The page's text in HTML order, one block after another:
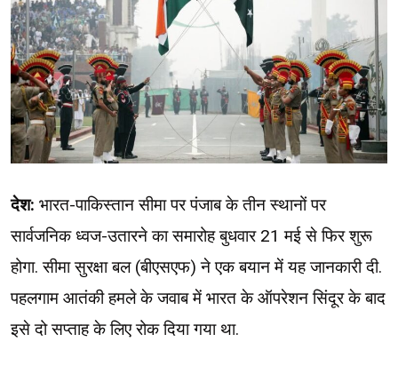
देश: भारत-पाकिस्तान सीमा पर पंजाब के तीन स्थानों पर
सार्वजनिक ध्वज-उतारने का समारोह बुधवार 21 मई से फिर शुरू
होगा. सीमा सुरक्षा बल (बीएसएफ) ने एक बयान में यह जानकारी दी.
पहलगाम आतंकी हमले के जवाब में भारत के ऑपरेशन सिंदूर के बाद
इसे दो सप्ताह के लिए रोक दिया गया था.